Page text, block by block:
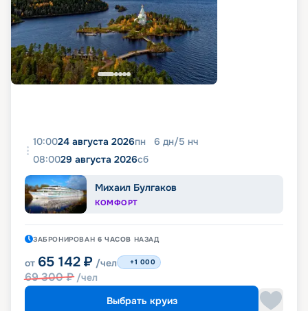
10:0024 августа 2026пн 6 дн/5 нч
08:0029 августа 2026сб
Михаил Булгаков
КОМФОРТ
ЗАБРОНИРОВАН 6 ЧАСОВ НАЗАД
от 65 142 ₽ /чел
69 300₽ /чел
+1 000
Выбрать круиз